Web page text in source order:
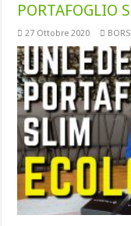
PORTAFOGLIO
27 Ottobre 2020